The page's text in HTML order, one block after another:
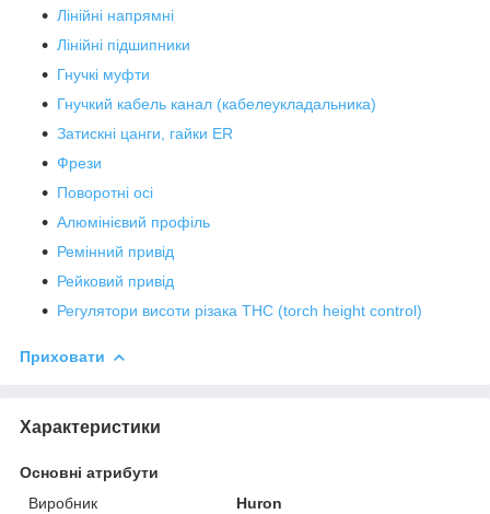
Лінійні напрямні
Лінійні підшипники
Гнучкі муфти
Гнучкий кабель канал (кабелеукладальника)
Затискні цанги, гайки ER
Фрези
Поворотні осі
Алюмінієвий профіль
Ремінний привід
Рейковий привід
Регулятори висоти різака THC (torch height control)
Приховати
Характеристики
Основні атрибути
Виробник
Huron